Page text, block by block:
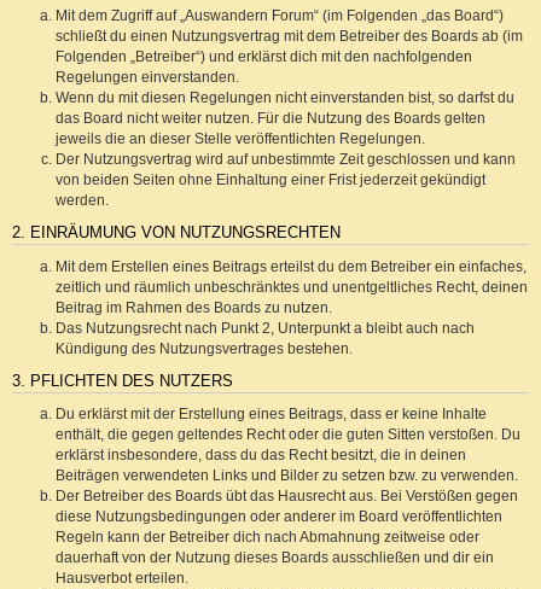
Mit dem Zugriff auf „Auswandern Forum“ (im Folgenden „das Board“)
schließt du einen Nutzungsvertrag mit dem Betreiber des Boards ab (im
Folgenden „Betreiber“) und erklärst dich mit den nachfolgenden
Regelungen einverstanden.
Wenn du mit diesen Regelungen nicht einverstanden bist, so darfst du
das Board nicht weiter nutzen. Für die Nutzung des Boards gelten
jeweils die an dieser Stelle veröffentlichten Regelungen.
Der Nutzungsvertrag wird auf unbestimmte Zeit geschlossen und kann
von beiden Seiten ohne Einhaltung einer Frist jederzeit gekündigt
werden.
2. EINRÄUMUNG VON NUTZUNGSRECHTEN
Mit dem Erstellen eines Beitrags erteilst du dem Betreiber ein einfaches,
zeitlich und räumlich unbeschränktes und unentgeltliches Recht, deinen
Beitrag im Rahmen des Boards zu nutzen.
Das Nutzungsrecht nach Punkt 2, Unterpunkt a bleibt auch nach
Kündigung des Nutzungsvertrages bestehen.
3. PFLICHTEN DES NUTZERS
Du erklärst mit der Erstellung eines Beitrags, dass er keine Inhalte
enthält, die gegen geltendes Recht oder die guten Sitten verstoßen. Du
erklärst insbesondere, dass du das Recht besitzt, die in deinen
Beiträgen verwendeten Links und Bilder zu setzen bzw. zu verwenden.
Der Betreiber des Boards übt das Hausrecht aus. Bei Verstößen gegen
diese Nutzungsbedingungen oder anderer im Board veröffentlichten
Regeln kann der Betreiber dich nach Abmahnung zeitweise oder
dauerhaft von der Nutzung dieses Boards ausschließen und dir ein
Hausverbot erteilen.